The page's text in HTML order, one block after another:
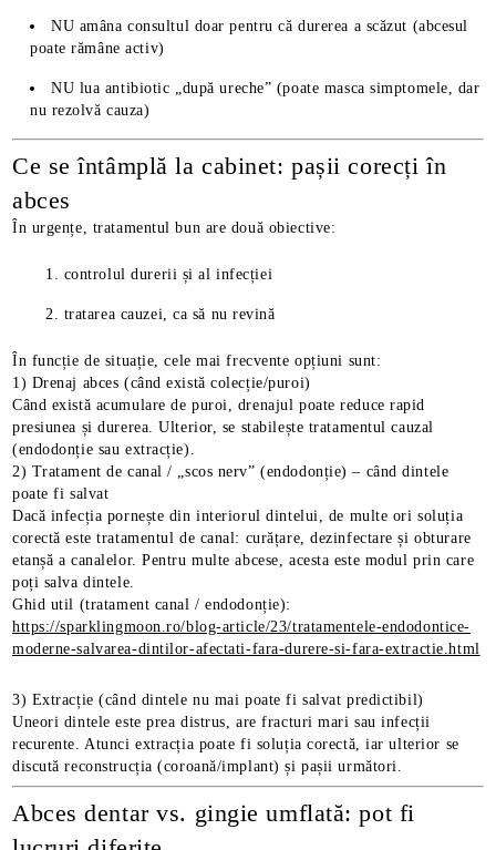
NU amâna consultul doar pentru că durerea a scăzut (abcesul
poate rămâne activ)
NU lua antibiotic „după ureche” (poate masca simptomele, dar
nu rezolvă cauza)
Ce se întâmplă la cabinet: pașii corecți în
abces
În urgențe, tratamentul bun are două obiective:
controlul durerii și al infecției
tratarea cauzei, ca să nu revină
În funcție de situație, cele mai frecvente opțiuni sunt:
1) Drenaj abces (când există colecție/puroi)
Când există acumulare de puroi, drenajul poate reduce rapid
presiunea și durerea. Ulterior, se stabilește tratamentul cauzal
(endodonție sau extracție).
2) Tratament de canal / „scos nerv” (endodonție) – când dintele
poate fi salvat
Dacă infecția pornește din interiorul dintelui, de multe ori soluția
corectă este tratamentul de canal: curățare, dezinfectare și obturare
etanșă a canalelor. Pentru multe abcese, acesta este modul prin care
poți salva dintele.
Ghid util (tratament canal / endodonție):
https://sparklingmoon.ro/blog-article/23/tratamentele-endodontice-
moderne-salvarea-dintilor-afectati-fara-durere-si-fara-extractie.html
3) Extracție (când dintele nu mai poate fi salvat predictibil)
Uneori dintele este prea distrus, are fracturi mari sau infecții
recurente. Atunci extracția poate fi soluția corectă, iar ulterior se
discută reconstrucția (coroană/implant) și pașii următori.
Abces dentar vs. gingie umflată: pot fi